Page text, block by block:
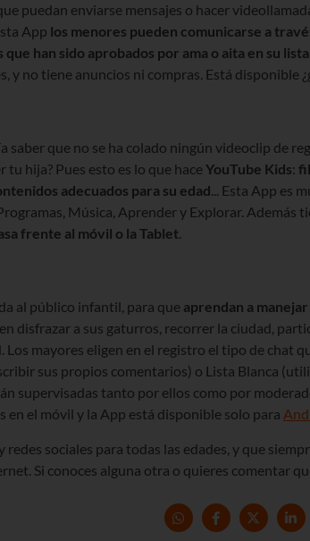
puedan enviarse mensajes o hacer
App los menores pueden comunicarse a
han sido aprobados por ama o aita en su
y no tiene anuncios ni compras. Está disponible
saber que no se ha colado ningún videoclip de
tu hija? Pues esto es lo que haceYouTube Kids:
adecuados para su edad... Esta App es
Música, Aprender y Explorar. Además
frente al móvil o la Tablet.
al público infantil, para que aprendan a
disfrazar a sus gaturros, recorrer la ciudad,
Los mayores eligen en el registro el tipo de chat
sus propios comentarios) o Lista Blanca
supervisadas tanto por ellos como por
en el móvil y la App está disponible solo para
redes sociales para todas las edades, y que
Si conoces alguna otra o quieres comentar